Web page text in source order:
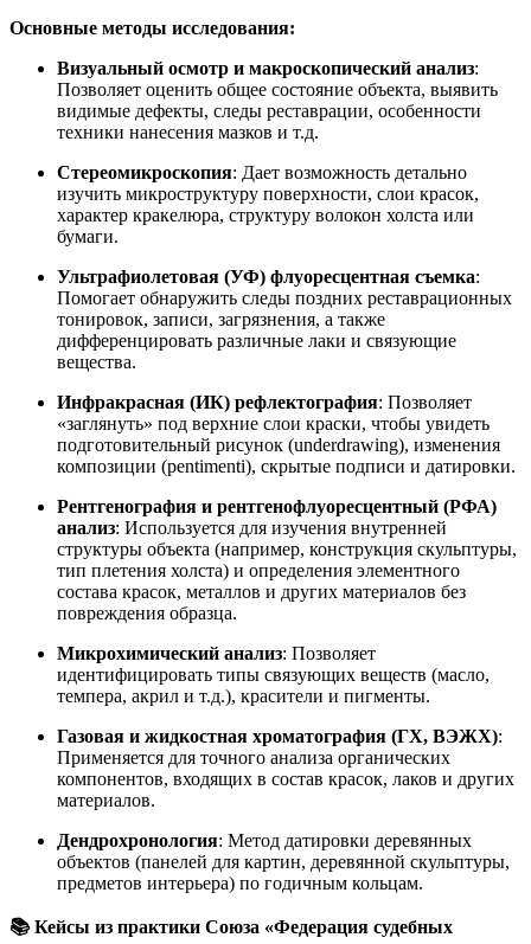
Основные методы исследования:
Визуальный осмотр и макроскопический анализ:
Позволяет оценить общее состояние объекта, выявить
видимые дефекты, следы реставрации, особенности
техники нанесения мазков и т.д.
Стереомикроскопия: Дает возможность детально
изучить микроструктуру поверхности, слои красок,
характер кракелюра, структуру волокон холста или
бумаги.
Ультрафиолетовая (УФ) флуоресцентная съемка:
Помогает обнаружить следы поздних реставрационных
тонировок, записи, загрязнения, а также
дифференцировать различные лаки и связующие
вещества.
Инфракрасная (ИК) рефлектография: Позволяет
«заглянуть» под верхние слои краски, чтобы увидеть
подготовительный рисунок (underdrawing), изменения
композиции (pentimenti), скрытые подписи и датировки.
Рентгенография и рентгенофлуоресцентный (РФА)
анализ: Используется для изучения внутренней
структуры объекта (например, конструкция скульптуры,
тип плетения холста) и определения элементного
состава красок, металлов и других материалов без
повреждения образца.
Микрохимический анализ: Позволяет
идентифицировать типы связующих веществ (масло,
темпера, акрил и т.д.), красители и пигменты.
Газовая и жидкостная хроматография (ГХ, ВЭЖХ):
Применяется для точного анализа органических
компонентов, входящих в состав красок, лаков и других
материалов.
Дендрохронология: Метод датировки деревянных
объектов (панелей для картин, деревянной скульптуры,
предметов интерьера) по годичным кольцам.
📚 Кейсы из практики Союза «Федерация судебных